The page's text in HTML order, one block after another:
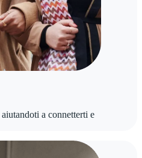
a connetterti e